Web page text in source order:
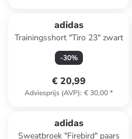
adidas
Trainingsshort "Tiro 23" zwart
-30%
€ 20,99
Adviesprijs (AVP): € 30,00*
adidas
Sweatbroek "Firebird" paars